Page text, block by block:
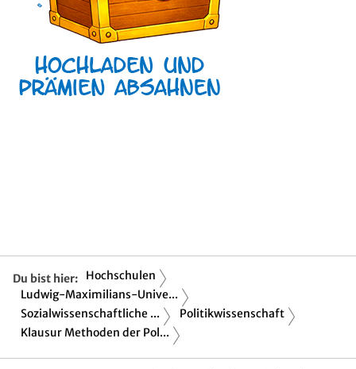
Du bist hier:
Hochschulen
Ludwig-Maximilians-Unive...
Sozialwissenschaftliche ...
Politikwissenschaft
Klausur Methoden der Pol...